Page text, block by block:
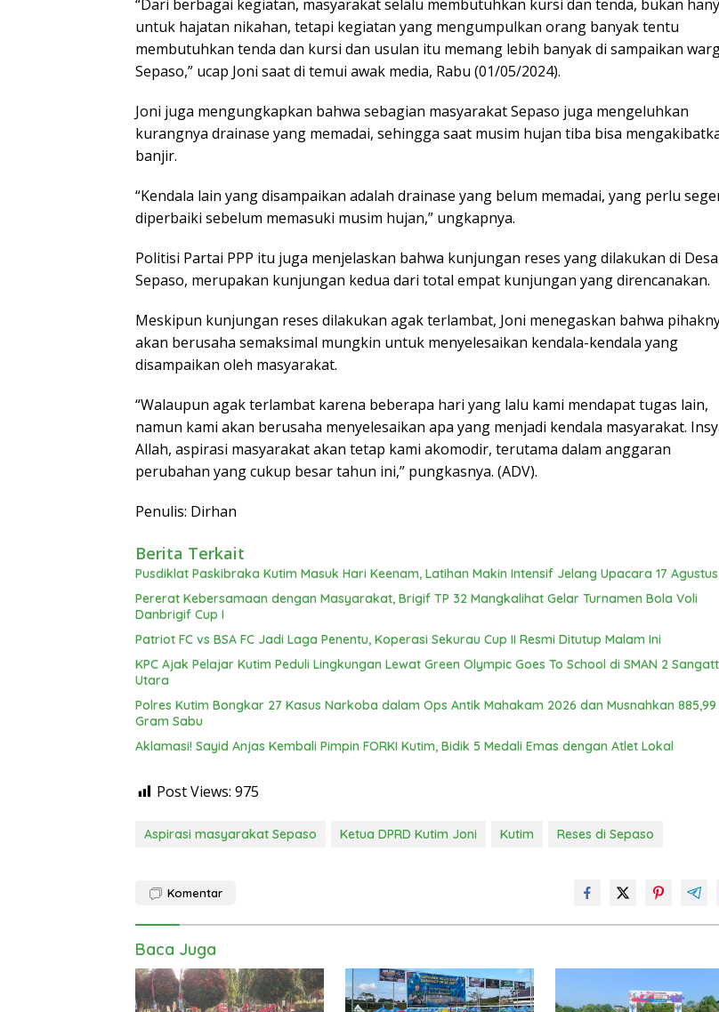
“Dari berbagai kegiatan, masyarakat selalu membutuhkan kursi dan tenda, bukan
untuk hajatan nikahan, tetapi kegiatan yang mengumpulkan orang banyak tentu
membutuhkan tenda dan kursi dan usulan itu memang lebih banyak di sampaikan
Sepaso,” ucap Joni saat di temui awak media, Rabu (01/05/2024).
Joni juga mengungkapkan bahwa sebagian masyarakat Sepaso juga mengeluhkan
kurangnya drainase yang memadai, sehingga saat musim hujan tiba bisa
banjir.
“Kendala lain yang disampaikan adalah drainase yang belum memadai, yang perlu
diperbaiki sebelum memasuki musim hujan,” ungkapnya.
Politisi Partai PPP itu juga menjelaskan bahwa kunjungan reses yang dilakukan di Desa
Sepaso, merupakan kunjungan kedua dari total empat kunjungan yang direncanakan.
Meskipun kunjungan reses dilakukan agak terlambat, Joni menegaskan bahwa
akan berusaha semaksimal mungkin untuk menyelesaikan kendala-kendala yang
disampaikan oleh masyarakat.
“Walaupun agak terlambat karena beberapa hari yang lalu kami mendapat tugas lain,
namun kami akan berusaha menyelesaikan apa yang menjadi kendala masyarakat.
Allah, aspirasi masyarakat akan tetap kami akomodir, terutama dalam anggaran
perubahan yang cukup besar tahun ini,” pungkasnya. (ADV).
Penulis: Dirhan
Berita Terkait
Pusdiklat Paskibraka Kutim Masuk Hari Keenam, Latihan Makin Intensif Jelang Upacara 17 Agustus
Pererat Kebersamaan dengan Masyarakat, Brigif TP 32 Mangkalihat Gelar Turnamen Bola Voli
Danbrigif Cup I
Patriot FC vs BSA FC Jadi Laga Penentu, Koperasi Sekurau Cup II Resmi Ditutup Malam Ini
KPC Ajak Pelajar Kutim Peduli Lingkungan Lewat Green Olympic Goes To School di SMAN 2
Utara
Polres Kutim Bongkar 27 Kasus Narkoba dalam Ops Antik Mahakam 2026 dan Musnahkan 885,99
Gram Sabu
Aklamasi! Sayid Anjas Kembali Pimpin FORKI Kutim, Bidik 5 Medali Emas dengan Atlet Lokal
Post Views: 975
Aspirasi masyarakat Sepaso Ketua DPRD Kutim Joni Kutim Reses di Sepaso
Komentar
Baca Juga